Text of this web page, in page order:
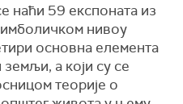
наћи 59 експоната из
нивоу
основна елемента
а који су се
теорије о